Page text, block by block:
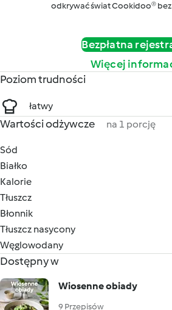
odkrywać świat Cookidoo®
Bezpłatna
Więcej
Poziom trudności
łatwy
Wartości odżywcze na 1 porcję
Sód
Białko
Kalorie
Tłuszcz
Błonnik
Tłuszcz nasycony
Węglowodany
Dostępny w
Wiosenne obiady
9 Przepisów